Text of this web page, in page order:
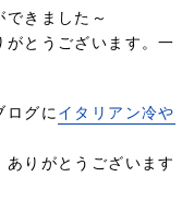
きました～
がとうございます。一
ログにイタリアン冷や
りがとうございます